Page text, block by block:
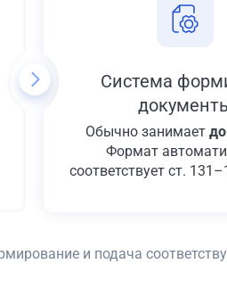
Система
Обычно занимает
Формат
соответствует ст.
и подача